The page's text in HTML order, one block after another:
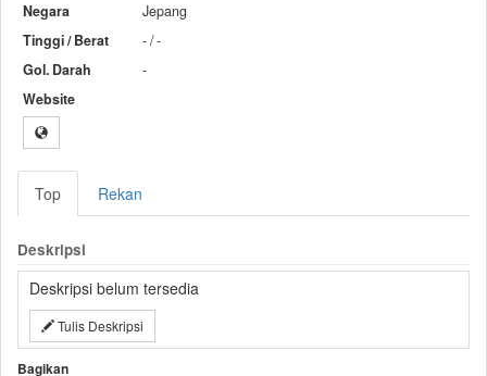
Negara
Jepang
Tinggi / Berat
- / -
Gol. Darah
-
Website
Top Rekan
Deskripsi
Deskripsi belum tersedia
Tulis Deskripsi
Bagikan